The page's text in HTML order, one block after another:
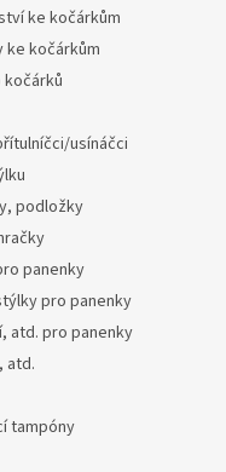
ke kočárkům
ke kočárkům
kočárků
usínáčci
podložky
panenky
pro panenky
atd. pro panenky
atd.
tampóny